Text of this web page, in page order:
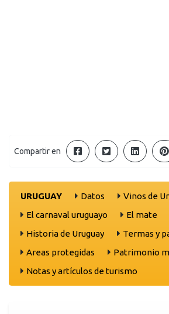
Compartir en
URUGUAY Datos
Vinos de
El carnaval uruguayo
El mate
Historia de Uruguay
Termas y
Areas protegidas
Patrimonio
Notas y artículos de turismo